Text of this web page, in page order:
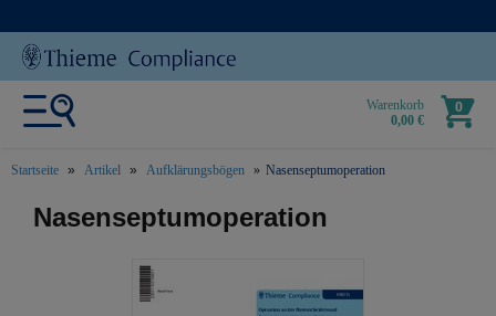
Warenkorb
0,00 €
0
Startseite Artikel Aufklärungsbögen Nasenseptumoperation
text.skipToContent
text.skipToNavigation
Nasenseptumoperation